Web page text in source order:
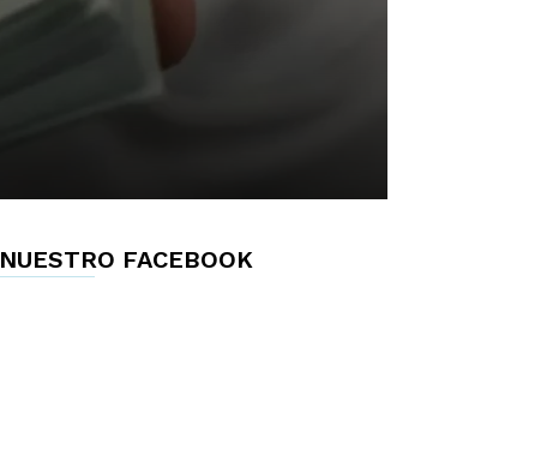
NUESTRO FACEBOOK